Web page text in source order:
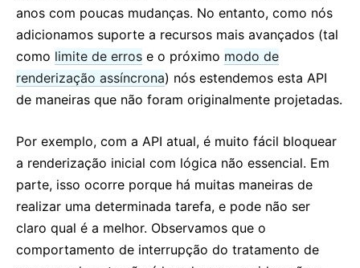
anos com poucas mudanças. No entanto, como nós
adicionamos suporte a recursos mais avançados (tal
como limite de erros e o próximo modo de
renderização assíncrona) nós estendemos esta API
de maneiras que não foram originalmente projetadas.
Por exemplo, com a API atual, é muito fácil bloquear
a renderização inicial com lógica não essencial. Em
parte, isso ocorre porque há muitas maneiras de
realizar uma determinada tarefa, e pode não ser
claro qual é a melhor. Observamos que o
comportamento de interrupção do tratamento de